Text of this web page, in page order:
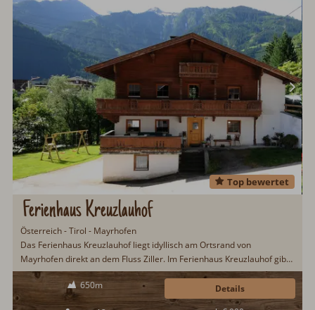
Ferienhaus Kreuzlauhof
Top bewertet
Österreich - Tirol - Mayrhofen
Das Ferienhaus Kreuzlauhof liegt idyllisch am Ortsrand von
Mayrhofen direkt an dem Fluss Ziller. Im Ferienhaus Kreuzlauhof gibt
es Platz für zwölf Urlaubsgäste und zwei Vierbeiner. Ein Urlaub im
Zillertal verspricht viel Abwechslung und Entdeckungspotenzial für
Groß und Klein...
650m Details